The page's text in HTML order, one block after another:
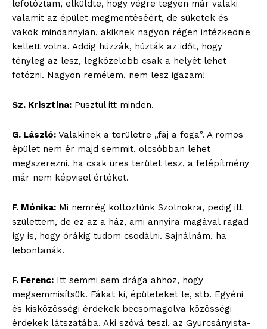
lefotóztam, elküldte, hogy végre tegyen már valaki
valamit az épület megmentéséért, de süketek és
vakok mindannyian, akiknek nagyon régen intézkednie
kellett volna. Addig húzzák, húzták az időt, hogy
tényleg az lesz, legközelebb csak a helyét lehet
fotózni. Nagyon remélem, nem lesz igazam!
Sz. Krisztina: Pusztul itt minden.
G. László: Valakinek a területre „fáj a foga”. A romos
épület nem ér majd semmit, olcsóbban lehet
megszerezni, ha csak üres terület lesz, a felépítmény
már nem képvisel értéket.
F. Mónika: Mi nemrég költöztünk Szolnokra, pedig itt
születtem, de ez az a ház, ami annyira magával ragad
így is, hogy órákig tudom csodálni. Sajnálnám, ha
lebontanák.
F. Ferenc: Itt semmi sem drága ahhoz, hogy
megsemmisítsük. Fákat ki, épületeket le, stb. Egyéni
és kisközösségi érdekek becsomagolva közösségi
érdekek látszatába. Aki szóvá teszi, az Gyurcsányista-